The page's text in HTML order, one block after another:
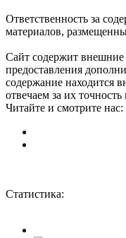
Ответственность за
материалов,
Сайт содержит внешние
предоставления
содержание находится
отвечаем за их точность
Читайте и смотрите нас:
Статистика: